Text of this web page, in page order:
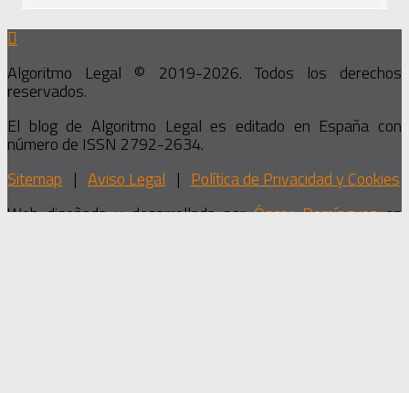
Algoritmo Legal © 2019-2026. Todos los derechos
reservados.
El blog de Algoritmo Legal es editado en España con
número de ISSN 2792-2634.
Sitemap | Aviso Legal | Política de Privacidad y Cookies
Web diseñada y desarrollada porÓscar Domínguezen